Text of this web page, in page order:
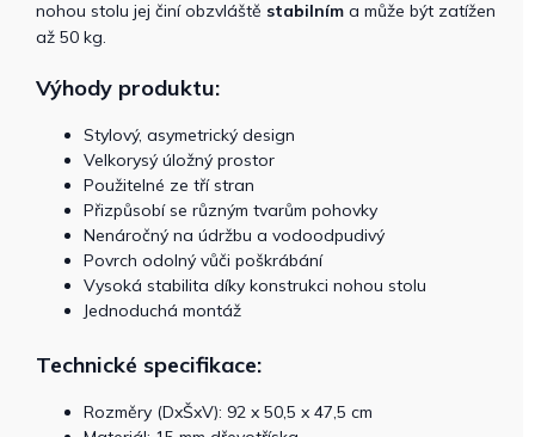
nohou stolu jej činí obzvláště stabilním a může být zatížen
až 50 kg.
Výhody produktu:
Stylový, asymetrický design
Velkorysý úložný prostor
Použitelné ze tří stran
Přizpůsobí se různým tvarům pohovky
Nenáročný na údržbu a vodoodpudivý
Povrch odolný vůči poškrábání
Vysoká stabilita díky konstrukci nohou stolu
Jednoduchá montáž
Technické specifikace:
Rozměry (DxŠxV): 92 x 50,5 x 47,5 cm